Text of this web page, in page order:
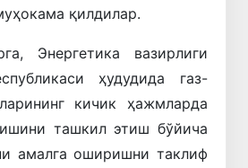
қилдилар.
Энергетика вазирлиги
ҳудудида газ-
кичик ҳажмларда
ташкил этиш бўйича
амалга оширишни таклиф